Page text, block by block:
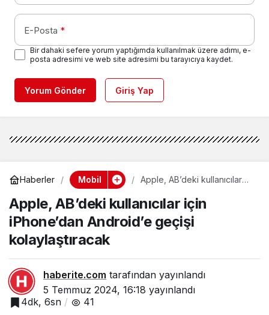
E-Posta *
Bir dahaki sefere yorum yaptığımda kullanılmak üzere adımı, e-
posta adresimi ve web site adresimi bu tarayıcıya kaydet.
Yorum Gönder Giriş Yap
Haberler Mobil
Apple, AB’deki kullanıcılar
geçişi kolaylaştıracak
Apple, AB’deki kullanıcılar için
iPhone’dan Android’e geçişi
kolaylaştıracak
haberite.com tarafından yayınlandı
5 Temmuz 2024, 16:18 yayınlandı
4dk, 6sn
41